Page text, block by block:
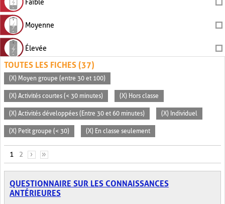
Faible
Moyenne
Élevée
TOUTES LES FICHES (37)
(X) Moyen groupe (entre 30 et 100)
(X) Activités courtes (< 30 minutes) (X) Hors classe
(X) Activités développées (Entre 30 et 60 minutes) (X) Individuel
(X) Petit groupe (< 30) (X) En classe seulement
PAGES
1 2 › »
QUESTIONNAIRE SUR LES CONNAISSANCES
ANTÉRIEURES